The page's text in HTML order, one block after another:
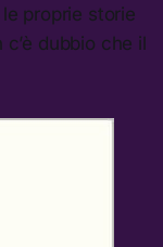
proprie storie
dubbio che il